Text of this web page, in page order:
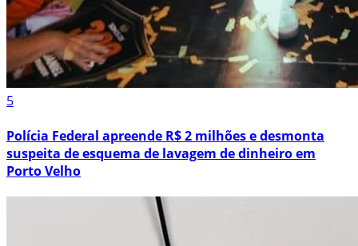
5
Polícia Federal apreende R$ 2 milhões e desmonta
suspeita de esquema de lavagem de dinheiro em
Porto Velho